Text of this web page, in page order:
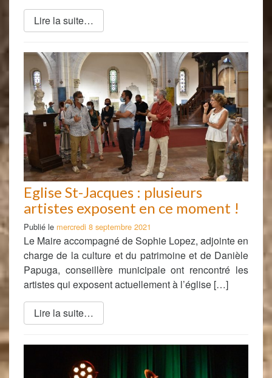
Lire la suite…
Eglise St-Jacques : plusieurs
artistes exposent en ce moment !
Publié le mercredi 8 septembre 2021
Le Maire accompagné de Sophie Lopez, adjointe en
charge de la culture et du patrimoine et de Danièle
Papuga, conseillère municipale ont rencontré les
artistes qui exposent actuellement à l’église […]
Lire la suite…